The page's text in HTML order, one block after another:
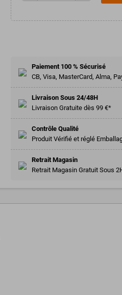
Paiement 100 % Sécurisé
CB, Visa, MasterCard, Alma,
Livraison Sous 24/48H
Livraison Gratuite dès 99 €*
Contrôle Qualité
Produit Vérifié et réglé
Retrait Magasin
Retrait Magasin Gratuit Sous